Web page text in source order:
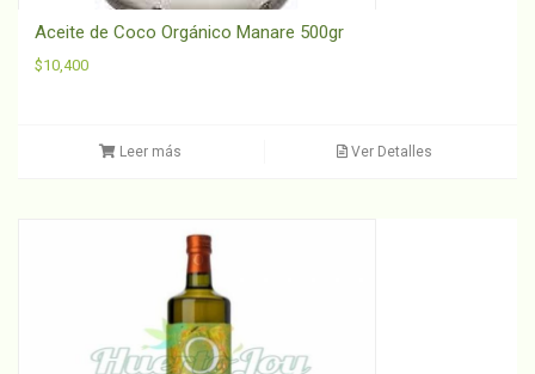
Aceite de Coco Orgánico Manare 500gr
$10,400
Leer más Ver Detalles